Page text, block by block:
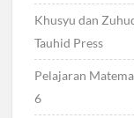
Khusyu dan
Tauhid Press
Pelajaran
6